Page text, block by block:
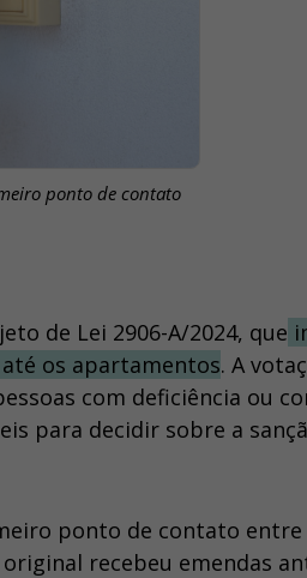
ponto de contato
de Lei 2906-A/2024, que
os apartamentos. A
com deficiência ou
para decidir sobre a
ponto de contato entre
recebeu emendas